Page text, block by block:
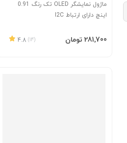
ماژول نمایشگر OLED تک رنگ 0.91
اینچ دارای ارتباط I2C
4.8 (14) ‎281٬700 تومان
افزودن به سبد